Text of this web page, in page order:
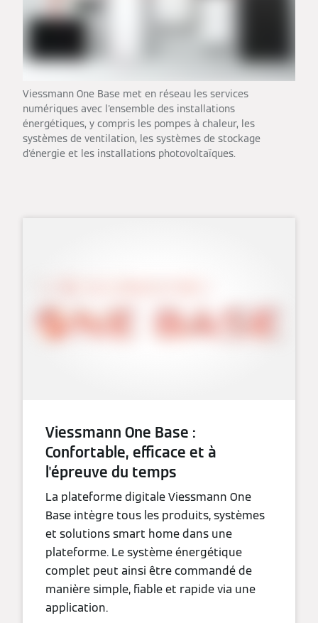
Viessmann One Base met en réseau les services
numériques avec l'ensemble des installations
énergétiques, y compris les pompes à chaleur, les
systèmes de ventilation, les systèmes de stockage
d'énergie et les installations photovoltaïques.
Viessmann One Base :
Confortable, efficace et à
l'épreuve du temps
La plateforme digitale Viessmann One
Base intègre tous les produits, systèmes
et solutions smart home dans une
plateforme. Le système énergétique
complet peut ainsi être commandé de
manière simple, fiable et rapide via une
application.